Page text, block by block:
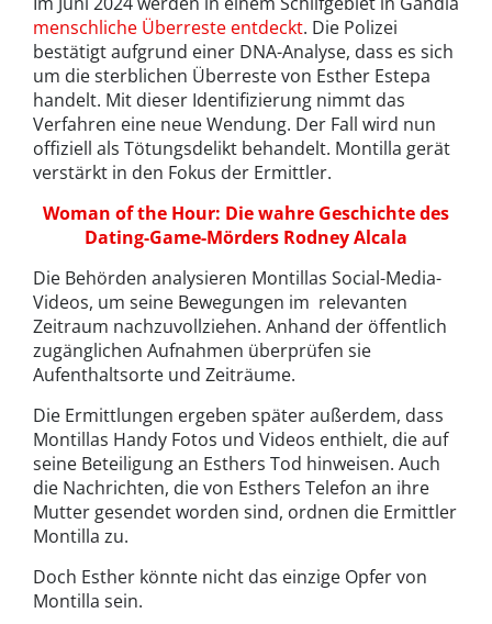
menschliche Überreste entdeckt. Die Polizei
bestätigt aufgrund einer DNA-Analyse, dass es sich
um die sterblichen Überreste von Esther Estepa
handelt. Mit dieser Identifizierung nimmt das
Verfahren eine neue Wendung. Der Fall wird nun
offiziell als Tötungsdelikt behandelt. Montilla gerät
verstärkt in den Fokus der Ermittler.
Woman of the Hour: Die wahre Geschichte des
Dating-Game-Mörders Rodney Alcala
Die Behörden analysieren Montillas Social-Media-
Videos, um seine Bewegungen im relevanten
Zeitraum nachzuvollziehen. Anhand der öffentlich
zugänglichen Aufnahmen überprüfen sie
Aufenthaltsorte und Zeiträume.
Die Ermittlungen ergeben später außerdem, dass
Montillas Handy Fotos und Videos enthielt, die auf
seine Beteiligung an Esthers Tod hinweisen. Auch
die Nachrichten, die von Esthers Telefon an ihre
Mutter gesendet worden sind, ordnen die Ermittler
Montilla zu.
Doch Esther könnte nicht das einzige Opfer von
Montilla sein.